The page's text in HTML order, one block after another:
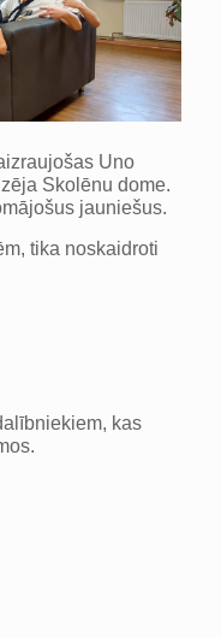
Uno
Skolēnu dome.
jauniešus.
tika noskaidroti
kas